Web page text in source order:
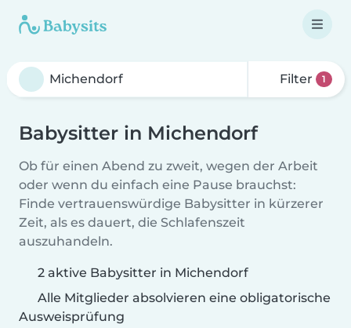
Filter 1
Babysitter in Michendorf
Ob für einen Abend zu zweit, wegen der Arbeit
oder wenn du einfach eine Pause brauchst:
Finde vertrauenswürdige Babysitter in kürzerer
Zeit, als es dauert, die Schlafenszeit
auszuhandeln.
2 aktive Babysitter in Michendorf
Alle Mitglieder absolvieren eine obligatorische
Ausweisprüfung